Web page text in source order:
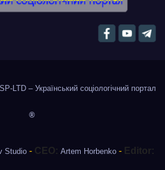
LTD – Український соціологічний портал
®
Studio - CEO: Artem Horbenko - Editor: